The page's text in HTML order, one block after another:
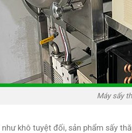
Máy sấy
khô tuyệt đối, sản phẩm sấy